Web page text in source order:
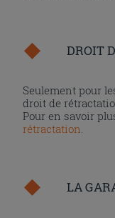
DROIT
Seulement pour
droit de
Pour en savoir
rétractation
LA